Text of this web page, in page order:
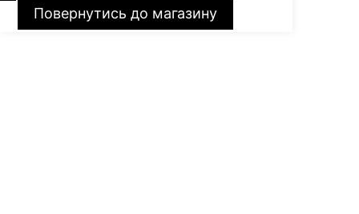
Повернутись до магазину